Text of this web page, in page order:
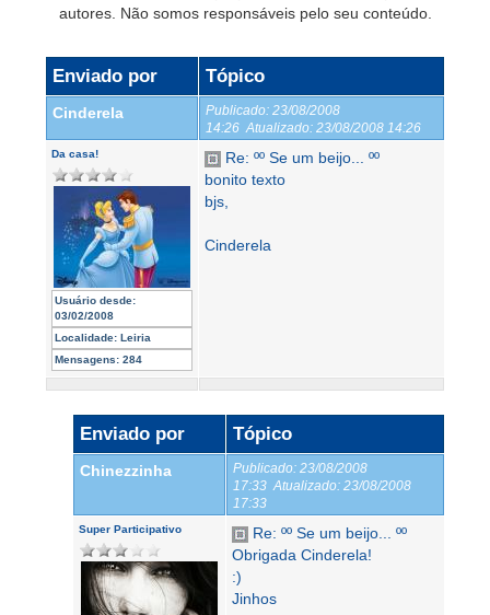
autores. Não somos responsáveis pelo seu conteúdo.
Enviado por Tópico
Cinderela Publicado: 23/08/2008
14:26 Atualizado: 23/08/2008 14:26
Da casa!
Usuário desde:
03/02/2008
Localidade: Leiria
Mensagens: 284
Re: ºº Se um beijo... ºº
bonito texto
bjs,
Cinderela
Enviado por Tópico
Chinezzinha Publicado: 23/08/2008
17:33 Atualizado: 23/08/2008
17:33
Super Participativo
Re: ºº Se um beijo... ºº
Obrigada Cinderela!
:)
Jinhos